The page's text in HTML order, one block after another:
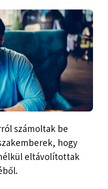
számoltak be
hogy
eltávolítottak